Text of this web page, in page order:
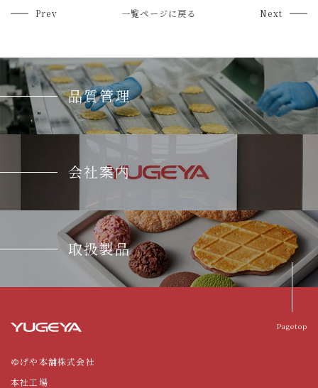
Prev Next
一覧ページに戻る
品質管理
会社案内
取扱製品
Pagetop
ゆげや本舗株式会社
本社工場